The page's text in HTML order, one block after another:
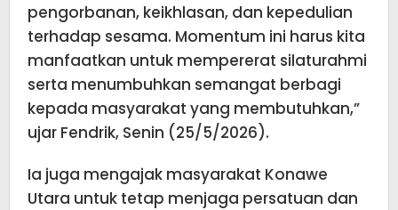
pengorbanan, keikhlasan, dan kepedulian
terhadap sesama. Momentum ini harus kita
manfaatkan untuk mempererat silaturahmi
serta menumbuhkan semangat berbagi
kepada masyarakat yang membutuhkan,”
ujar Fendrik, Senin (25/5/2026).
Ia juga mengajak masyarakat Konawe
Utara untuk tetap menjaga persatuan dan